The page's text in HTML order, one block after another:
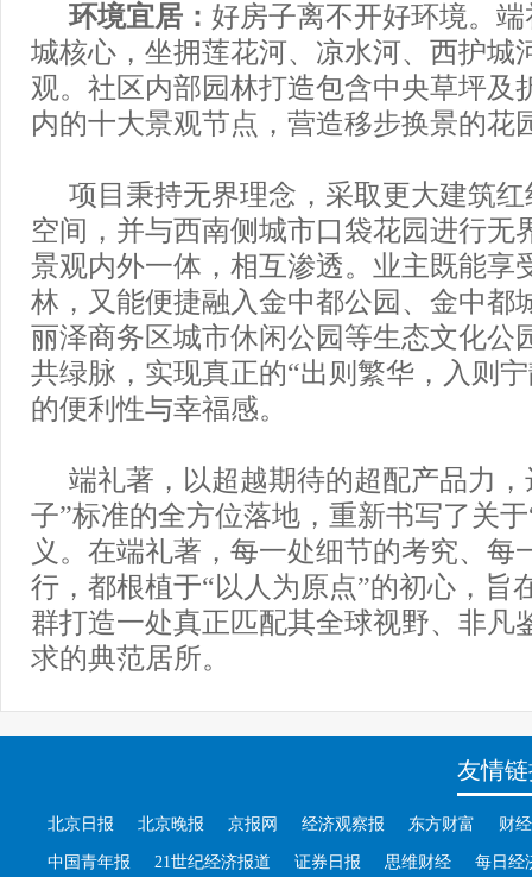
环境宜居： 好房子离不开好环境。
城核心，坐拥莲花河、凉水河、西护城
观。社区内部园林打造包含中央草坪及
内的十大景观节点，营造移步换景的花
项目秉持无界理念，采取更大建筑
空间，并与西南侧城市口袋花园进行无
景观内外一体，相互渗透。业主既能享
林，又能便捷融入金中都公园、金中都
丽泽商务区城市休闲公园等生态文化公
共绿脉，实现真正的“出则繁华，入则
的便利性与幸福感。
端礼著，以超越期待的超配产品力，
子”标准的全方位落地，重新书写了关
义。在端礼著，每一处细节的考究、每
行，都根植于“以人为原点”的初心，旨
群打造一处真正匹配其全球视野、非凡
求的典范居所。
友情
北京日报 北京晚报 京报网 经济观察报 东方财富 财
中国青年报 21世纪经济报道 证券日报 思维财经 每日经